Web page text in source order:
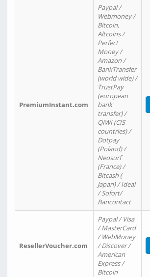
PremiumInstant.com
Paypal /
Webmoney /
Bitcoin,
Altcoins /
Perfect
Money /
Amazon /
BankTransfer
(world wide) /
TrustPay
(european
bank
transfer) /
QIWI (CIS
countries) /
Dotpay
(Poland) /
Neosurf
(France) /
Bitcash (
Japan) / Ideal
/ Sofort/
Bancontact
ResellerVoucher.com
Paypal / Visa
/ MasterCard
/ WebMoney
/ Discover /
American
Express /
Bitcoin